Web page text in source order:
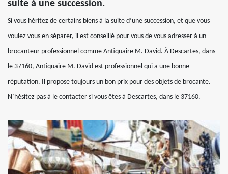
suite à une succession.
Si vous héritez de certains biens à la suite d’une succession, et que vous
voulez vous en séparer, il est conseillé pour vous de vous adresser à un
brocanteur professionnel comme Antiquaire M. David. À Descartes, dans
le 37160, Antiquaire M. David est professionnel qui a une bonne
réputation. Il propose toujours un bon prix pour des objets de brocante.
N’hésitez pas à le contacter si vous êtes à Descartes, dans le 37160.